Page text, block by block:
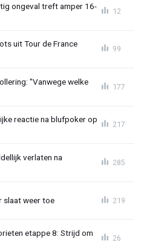
ongeval treft amper 16-
12
uit Tour de France
99
"Vanwege welke
177
reactie na blufpoker op
217
verlaten na
285
slaat weer toe 219
etappe 8: Strijd om
26